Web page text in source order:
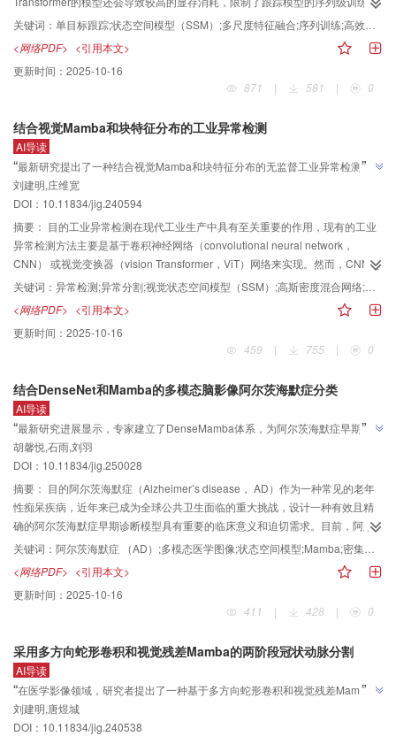
为了解决这些问题，提出一种基于视觉状态空间的目标跟踪模型。方法基于视
觉Mamba框架提出TMamba算法。与基于Transformer的目标跟踪模型相比，
TMamba在实现优越性能的同时显著降低了计算量和显存占用，为跟踪模型的
序列级训练提供了新的思路。TMamba的核心模块是特征融合模块，该模块将
深层特征的语义信息与浅层特征的细节信息相结合，为预测头提供更精确的特
态空间模型与追踪领域之间的差距。双图像扫描策略联合扫描模板和搜索区域
图像，使视觉状态空间模型更适配跟踪模型。结果基于所提出的特征融合模块
以及双图像扫描策略开发了一系列基于状态空间模型的目标跟踪模型。而且在7
个数据集上对所提出的模型进行了全面评测，结果显示，TMamba在降低计算
量和参数量的同时，在各数据集上均取得显著性能。TMamba-B在LaSOT数据
集上取得了66%的成功率，超越了大多数基于Transformer的模型，同时仅有
50.7 M的参数量和14.2 G的计算量。结论提出的TMamba算法探索了使用状态
空间模型进行目标跟踪的可能性。TMamba在多个数据集上以更少的参数量和
计算量实现了与基于Transformer的目标跟踪模型相当的性能。TMamba的低参
应用，并推动跟踪模型序列级训练的发展。
关键词： 单目标跟踪;状态空间模型（SSM）;多尺度特征融合;序列训练;高效存储模型
<网络PDF> <引用本文>
更新时间： 2025-10-16
871
| 581 | 0
结合视觉Mamba和块特征分布的工业异常检测
AI导读
“最新研究提出了一种结合视觉Mamba和块特征分布的无监督工业异常检测模
型，有效提升了检测效果，为工业异常检测领域提供新解决方案。
”
刘建明,庄维宽
DOI：10.11834/jig.240594
摘要： 目的工业异常检测在现代工业生产中具有至关重要的作用，现有的工业
异常检测方法主要是基于卷积神经网络（convolutional neural network，
CNN） 或视觉变换器（vision Transformer，ViT）网络来实现。然而，CNN 存
在难以处理长距离依赖关系的不足，而ViT又面临时间复杂度高的问题。基于
此，提出一种结合视觉Mamba和块特征分布的无监督工业异常检测模型。方法
该模型包含两个互补分支网络：块特征分布估计网络和基于视觉Mamba的自编
码重建网络。块特征分布估计网络主要依赖局部块特征进行异常检测，通过融
合高效的预训练块特征描述网络以及视觉Mamba编码器提取的正常样本的块特
段利用高斯混合密度网络估计异常图像的各个位置的异常得分，从而得到一个
局部异常得分图（local anomaly map，LAM）；基于视觉Mamba的自编码重
构网络则利用视觉Mamba编码器来捕捉长距离关联特征，增强对跨不同类别和
形态的复杂异常图像的全局建模能力，在测试阶段利用重建误差估计异常图像
的全局异常得分图（global anomaly map，GAM）；最后，合并LAM和GAM得
到最终检测结果。结果在MvTec AD（MvTec anomay detection dataset）、
VisA和BTAD（bean tech anomaly detection）等公开数据集上与其他先进算法
进行了比较，取得了有竞争力的结果。在MvTec AD数据集上所提模型相比性能
第2的模型在像素级上 AU-ROC（area under the receiver operating
2.4%。在BTAD数据集所提模型相比性能第2的模型在图像级上 AU-ROC 提升
0.4%。在VisA数据集上模型相比性能第2的模型在像素级上 AU-ROC指标提升
了0.6%。结论将视觉状态空间用于图像重建检测图像异常是可行的，检测效果
关键词： 异常检测;异常分割;视觉状态空间模型（SSM）;高斯密度混合网络;异常数据集
<网络PDF> <引用本文>
更新时间： 2025-10-16
459
| 755 | 0
结合DenseNet和Mamba的多模态脑影像阿尔茨海默症分类
AI导读
“最新研究进展显示，专家建立了DenseMamba体系，为阿尔茨海默症早期诊断
提供精准支持。”
”
胡馨悦,石雨,刘羽
DOI：10.11834/jig.250028
摘要： 目的阿尔茨海默症（Alzheimer’s disease， AD）作为一种常见的老年
性痴呆疾病，近年来已成为全球公共卫生面临的重大挑战，设计一种有效且精
确的阿尔茨海默症早期诊断模型具有重要的临床意义和迫切需求。目前，阿尔
茨海默症的临床诊断通常依赖于正电子发射断层扫描（positron emission
tomography， PET）和核磁共振成像（magnetic resonance imaging， MRI）
两种医学影像数据。然而，由于这两种模态间存在信息差异大、未精确配准等
问题，现有的基于人工智能（artificial intelligence， AI）的诊断模型大多仅使
用单一的MRI数据。这在一定程度上限制了多模态影像信息的充分利用和分类性
DenseNet和Mamba的多模态医学脑影像阿尔茨海默症早期诊断模型
DenseMamba。方法该方法以经过标准预处理流程后的PET和MRI数据为输
入，预处理流程包括：颅骨剥离、配准、偏置场校正和归一化。MRI和PET级联
后首先经过卷积层和激活层进行初步特征提取，提取到的特征再依次经过若干
个交替的Denseblock和TransMamba模块分别进行局部和全局的特征提取。
关键词： 阿尔茨海默症 （AD）;多模态医学图像;状态空间模型;Mamba;密集连接神经网络
<网络PDF> <引用本文>
更新时间： 2025-10-16
411
| 428 | 0
采用多方向蛇形卷积和视觉残差Mamba的两阶段冠状动脉分割
AI导读
“在医学影像领域，研究者提出了一种基于多方向蛇形卷积和视觉残差Mamba的
两阶段冠状动脉分割方法，有效捕捉血管结构特征，实现低资源环境下更准确
的冠状动脉分割。”
”
刘建明,唐煜城
DOI：10.11834/jig.240538